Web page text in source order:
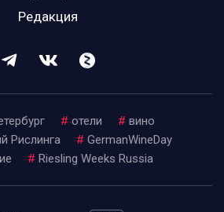
Редакция
# отели # вино
Рислинга # GermanWineDay
# Riesling Weeks Russia